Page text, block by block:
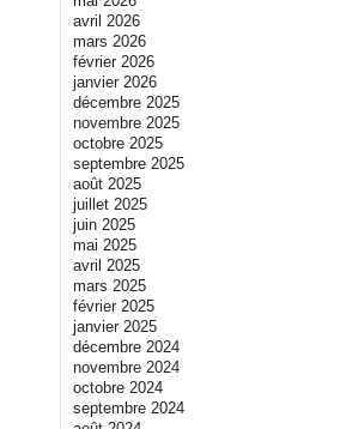
avril 2026
mars 2026
février 2026
janvier 2026
décembre 2025
novembre 2025
octobre 2025
septembre 2025
août 2025
juillet 2025
juin 2025
mai 2025
avril 2025
mars 2025
février 2025
janvier 2025
décembre 2024
novembre 2024
octobre 2024
septembre 2024